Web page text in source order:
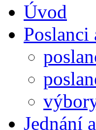
Úvod
Poslanci
Jednání